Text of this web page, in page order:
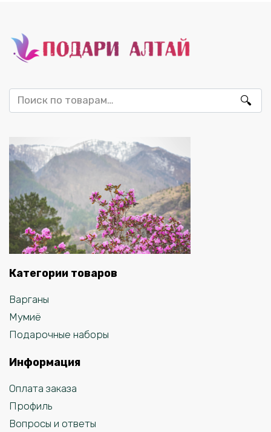
Искать:
Категории товаров
Варганы
Мумиё
Подарочные наборы
Информация
Оплата заказа
Профиль
Вопросы и ответы